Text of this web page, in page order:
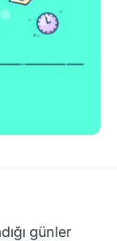
günler